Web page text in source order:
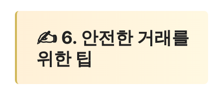
✍ 6. 안전한 거래를
위한 팁